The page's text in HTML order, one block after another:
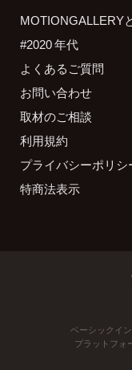
MOTIONGALLERY
#2020 年代
よくあるご質問
お問い合わせ
取材のご相談
利用規約
プライバシーポリシ
特商法表示
ベーシックイ
プラットフォ